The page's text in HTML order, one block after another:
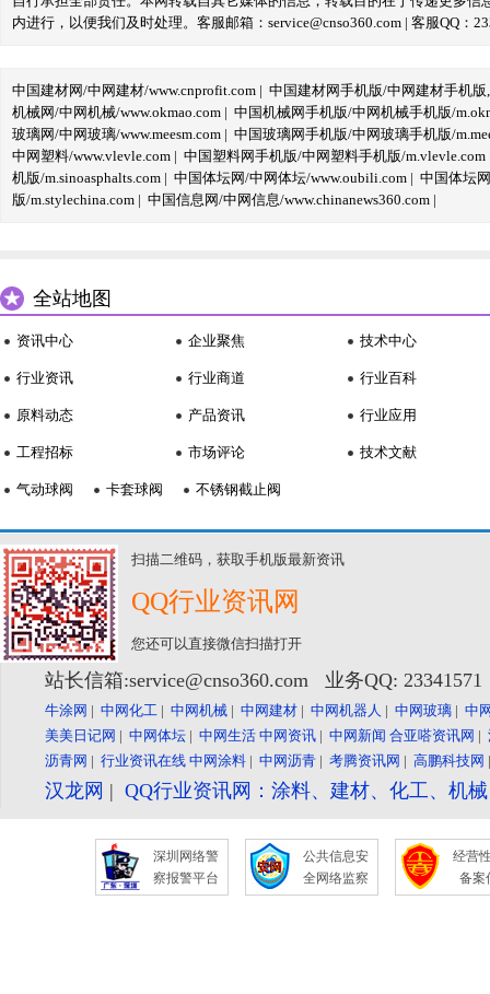
内进行，以便我们及时处理。客服邮箱：service@cnso360.com | 客服QQ：
中国建材网/中网建材/www.cnprofit.com | 中国建材网手机版/中网建材手机版
机械网/中网机械/www.okmao.com | 中国机械网手机版/中网机械手机版/
玻璃网/中网玻璃/www.meesm.com | 中国玻璃网手机版/中网玻璃手机版/
中网塑料/www.vlevle.com | 中国塑料网手机版/中网塑料手机版/m.vlevle.com
机版/m.sinoasphalts.com | 中国体坛网/中网体坛/www.oubili.com | 中国体坛
版/m.stylechina.com | 中国信息网/中网信息/www.chinanews360.com |
全站地图
资讯中心
行业资讯
原料动态
工程招标
企业聚焦
行业商道
产品资讯
市场评论
技术中心
行业百科
行业应用
技术文献
气动球阀 卡套球阀 不锈钢截止阀
扫描二维码，获取手机版最新资讯
QQ行业资讯网
您还可以直接微信扫描打开
站长信箱:service@cnso360.com 业务QQ:
牛涂网 | 中网化工 | 中网机械 | 中网建材 | 中网机器人 | 中网玻璃 | 中
美美日记网 | 中网体坛 | 中网生活 中网资讯 | 中网新闻 合亚嗒资讯网 |
沥青网 | 行业资讯在线 中网涂料 | 中网沥青 | 考腾资讯网 | 高鹏科技网
汉龙网 | QQ行业资讯网：涂料、建材、化工、机
深圳网络警
察报警平台
公共信息安
全网络监察
经营
备案